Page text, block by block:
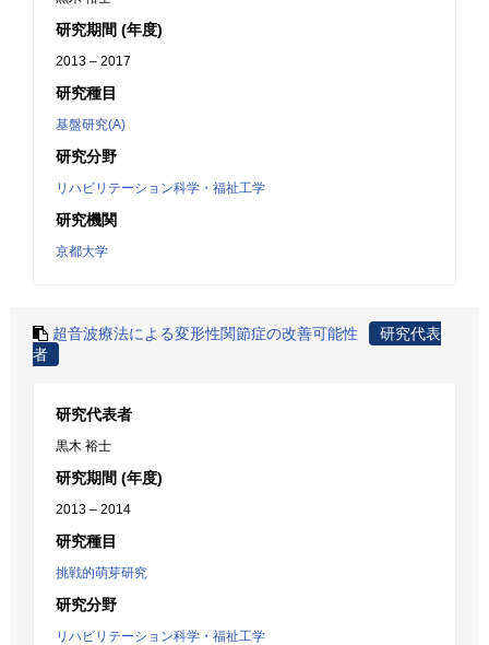
研究期間 (年度)
2013 – 2017
研究種目
基盤研究(A)
研究分野
リハビリテーション科学・福祉工学
研究機関
京都大学
超音波療法による変形性関節症の改善可能性
研究代表
者
研究代表者
黒木 裕士
研究期間 (年度)
2013 – 2014
研究種目
挑戦的萌芽研究
研究分野
リハビリテーション科学・福祉工学